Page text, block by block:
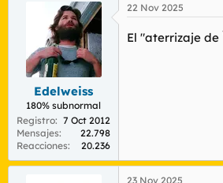
Edelweiss
180% subnormal
Registro
7 Oct 2012
Mensajes
22.798
Reacciones
20.236
22 Nov 2025
El "aterrizaje de
23 Nov 2025